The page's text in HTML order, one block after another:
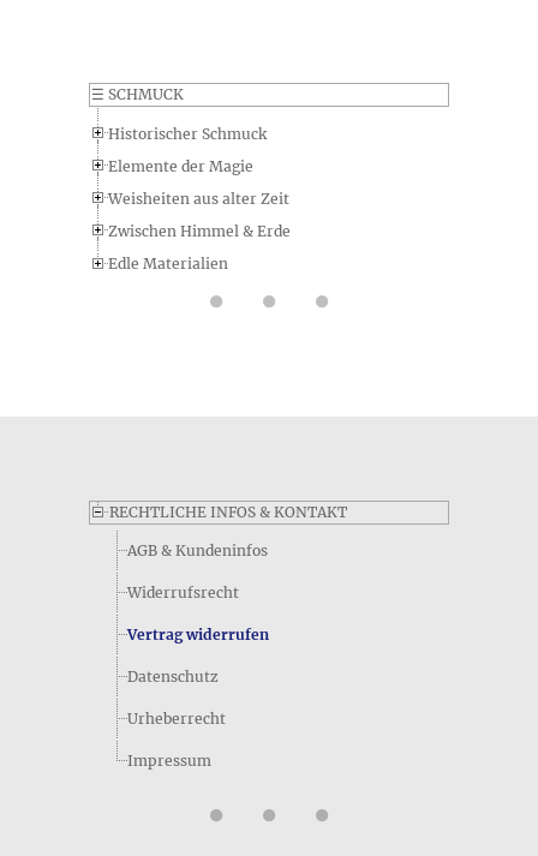
☰ SCHMUCK
Historischer Schmuck
Elemente der Magie
Weisheiten aus alter Zeit
Zwischen Himmel & Erde
Edle Materialien
RECHTLICHE INFOS & KONTAKT
AGB & Kundeninfos
Widerrufsrecht
Vertrag widerrufen
Datenschutz
Urheberrecht
Impressum